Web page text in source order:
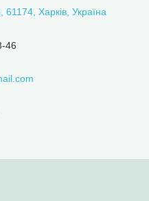
Харків, Україна
46